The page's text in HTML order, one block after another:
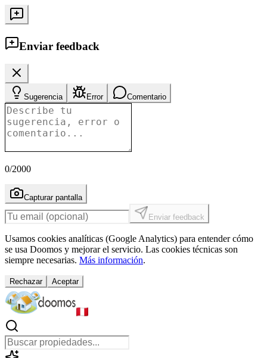
Enviar feedback
Sugerencia Error Comentario
0/2000
Capturar pantalla
Enviar feedback
Usamos cookies analíticas (Google Analytics) para entender cómo
se usa Doomos y mejorar el servicio. Las cookies técnicas son
siempre necesarias. Más información.
Rechazar Aceptar